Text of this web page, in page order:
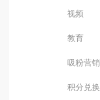
视频
教育
吸粉营销
积分兑换